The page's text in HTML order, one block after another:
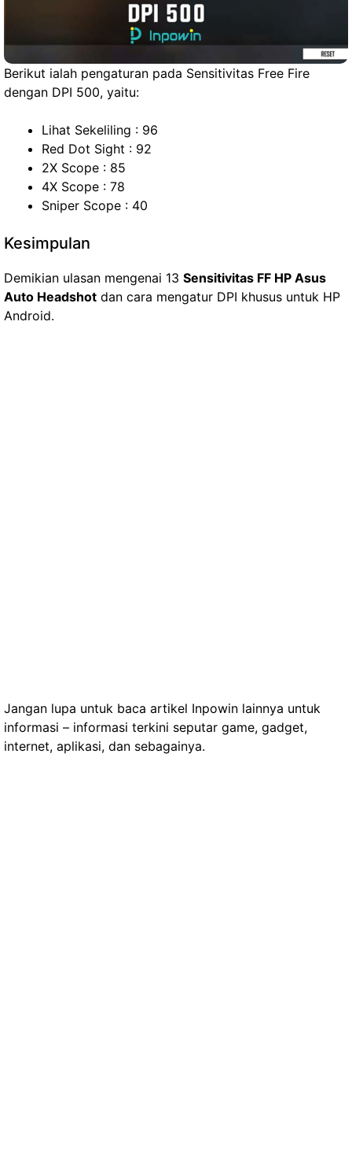
Berikut ialah pengaturan pada Sensitivitas Free Fire
dengan DPI 500, yaitu:
Lihat Sekeliling : 96
Red Dot Sight : 92
2X Scope : 85
4X Scope : 78
Sniper Scope : 40
Kesimpulan
Demikian ulasan mengenai 13 Sensitivitas FF HP Asus
Auto Headshot dan cara mengatur DPI khusus untuk HP
Android.
Jangan lupa untuk baca artikel Inpowin lainnya untuk
informasi – informasi terkini seputar game, gadget,
internet, aplikasi, dan sebagainya.